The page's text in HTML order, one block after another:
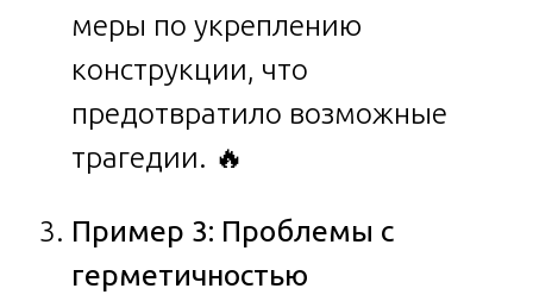
меры по укреплению
конструкции, что
предотвратило возможные
трагедии. 🔥
Пример 3: Проблемы с
герметичностью